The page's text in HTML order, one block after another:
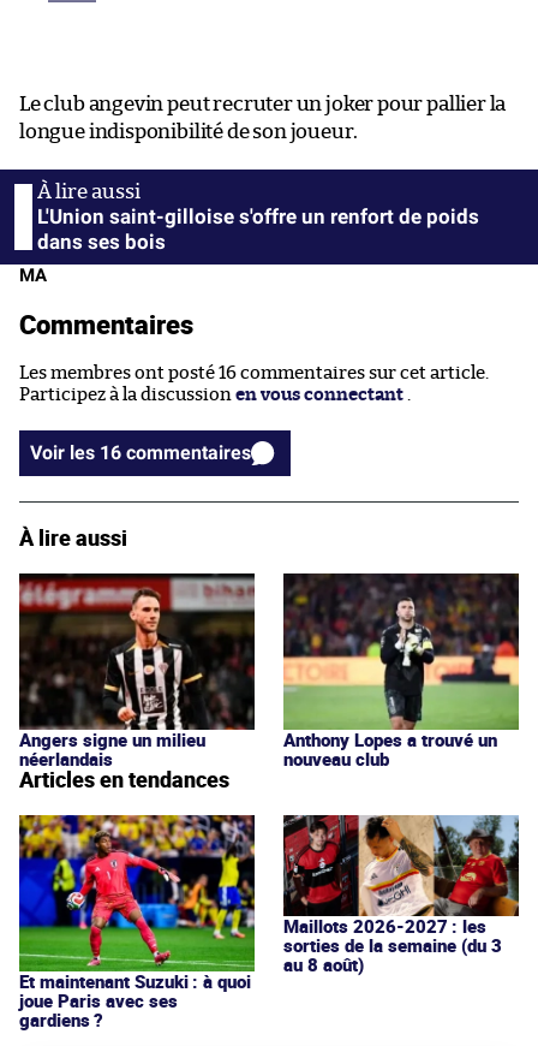
Le club angevin peut recruter un joker pour pallier la
longue indisponibilité de son joueur.
L'Union saint-gilloise s'offre un renfort de poids
dans ses bois
MA
Commentaires
Les membres ont posté 16 commentaires sur cet article.
Participez à la discussion en vous connectant
Voir les 16 commentaires
À lire aussi
Angers signe un milieu
néerlandais
Anthony Lopes a trouvé un
nouveau club
Articles en tendances
Et maintenant Suzuki : à quoi
joue Paris avec ses
gardiens ?
Maillots 2026-2027 : les
sorties de la semaine (du 3
au 8 août)